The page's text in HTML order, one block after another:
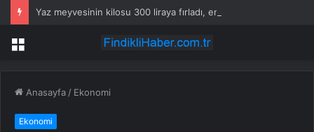
Yaz meyvesinin kilosu 300 liraya fırladı, emekli isyan etti
Menü
Anasayfa / Ekonomi
Ekonomi